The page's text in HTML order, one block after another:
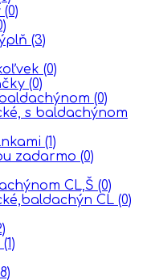
(0)
(3)
(0)
(0)
(0)
s baldachýnom
(1)
zadarmo (0)
CL,Š (0)
CL (0)
(1)